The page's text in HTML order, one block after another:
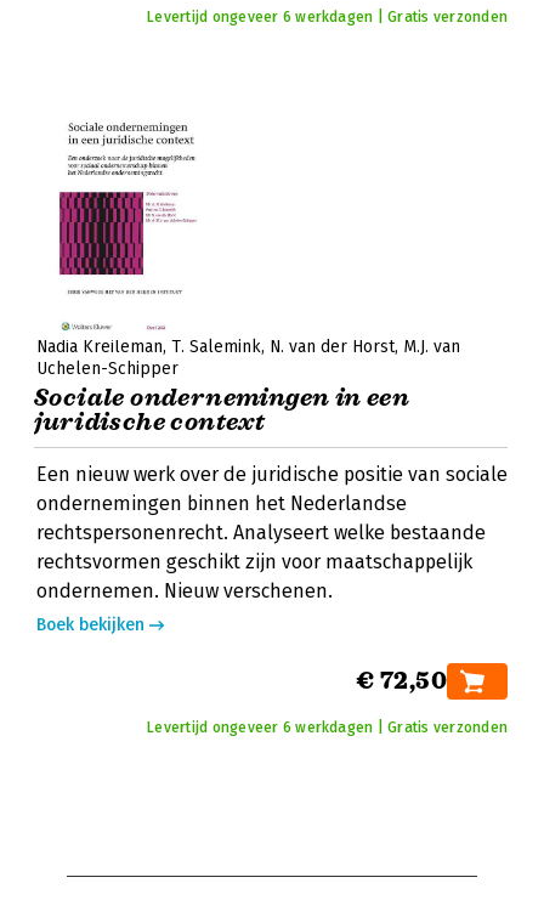
Levertijd ongeveer 6 werkdagen | Gratis verzonden
Nadia Kreileman T. Salemink N. van der Horst M.J. van
Uchelen-Schipper
Sociale ondernemingen in een
juridische context
Een nieuw werk over de juridische positie van sociale
ondernemingen binnen het Nederlandse
rechtspersonenrecht. Analyseert welke bestaande
rechtsvormen geschikt zijn voor maatschappelijk
ondernemen. Nieuw verschenen.
Boek bekijken
€ 72,50
Levertijd ongeveer 6 werkdagen | Gratis verzonden